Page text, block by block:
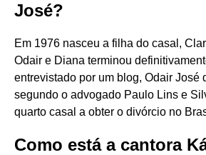
José?
Em 1976 nasceu a filha do casal,
Odair e Diana terminou
entrevistado por um blog, Odair José
segundo o advogado Paulo Lins e
quarto casal a obter o divórcio no
Como está a cantora